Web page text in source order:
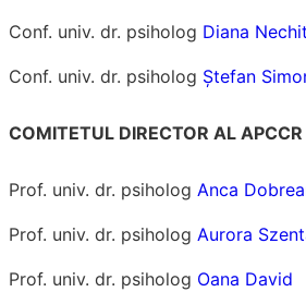
Conf. univ. dr. psiholog Diana
Conf. univ. dr. psiholog Ștefan
COMITETUL DIRECTOR AL APCCR
Prof. univ. dr. psiholog Anca
Prof. univ. dr. psiholog Aurora
Prof. univ. dr. psiholog Oana David